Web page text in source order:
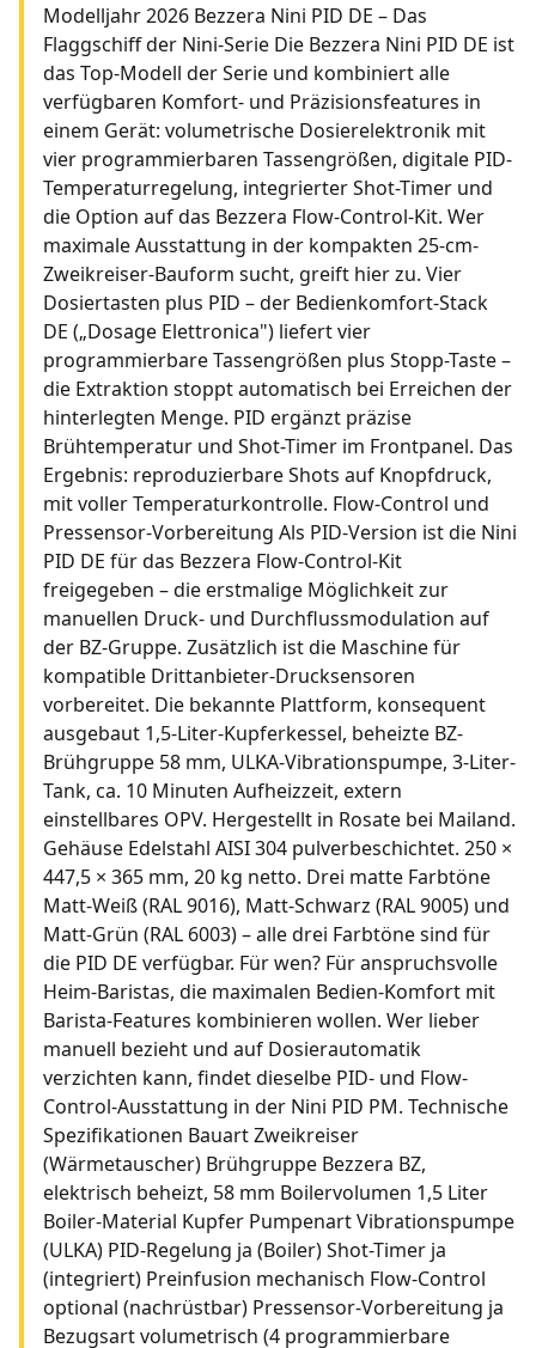
Modelljahr 2026 Bezzera Nini PID DE – Das
Flaggschiff der Nini-Serie Die Bezzera Nini PID DE ist
das Top-Modell der Serie und kombiniert alle
verfügbaren Komfort- und Präzisionsfeatures in
einem Gerät: volumetrische Dosierelektronik mit
vier programmierbaren Tassengrößen, digitale PID-
Temperaturregelung, integrierter Shot-Timer und
die Option auf das Bezzera Flow-Control-Kit. Wer
maximale Ausstattung in der kompakten 25-cm-
Zweikreiser-Bauform sucht, greift hier zu. Vier
Dosiertasten plus PID – der Bedienkomfort-Stack
DE („Dosage Elettronica") liefert vier
programmierbare Tassengrößen plus Stopp-Taste –
die Extraktion stoppt automatisch bei Erreichen der
hinterlegten Menge. PID ergänzt präzise
Brühtemperatur und Shot-Timer im Frontpanel. Das
Ergebnis: reproduzierbare Shots auf Knopfdruck,
mit voller Temperaturkontrolle. Flow-Control und
Pressensor-Vorbereitung Als PID-Version ist die Nini
PID DE für das Bezzera Flow-Control-Kit
freigegeben – die erstmalige Möglichkeit zur
manuellen Druck- und Durchflussmodulation auf
der BZ-Gruppe. Zusätzlich ist die Maschine für
kompatible Drittanbieter-Drucksensoren
vorbereitet. Die bekannte Plattform, konsequent
ausgebaut 1,5-Liter-Kupferkessel, beheizte BZ-
Brühgruppe 58 mm, ULKA-Vibrationspumpe, 3-Liter-
Tank, ca. 10 Minuten Aufheizzeit, extern
einstellbares OPV. Hergestellt in Rosate bei Mailand.
Gehäuse Edelstahl AISI 304 pulverbeschichtet. 250 ×
447,5 × 365 mm, 20 kg netto. Drei matte Farbtöne
Matt-Weiß (RAL 9016), Matt-Schwarz (RAL 9005) und
Matt-Grün (RAL 6003) – alle drei Farbtöne sind für
die PID DE verfügbar. Für wen? Für anspruchsvolle
Heim-Baristas, die maximalen Bedien-Komfort mit
Barista-Features kombinieren wollen. Wer lieber
manuell bezieht und auf Dosierautomatik
verzichten kann, findet dieselbe PID- und Flow-
Control-Ausstattung in der Nini PID PM. Technische
Spezifikationen Bauart Zweikreiser
(Wärmetauscher) Brühgruppe Bezzera BZ,
elektrisch beheizt, 58 mm Boilervolumen 1,5 Liter
Boiler-Material Kupfer Pumpenart Vibrationspumpe
(ULKA) PID-Regelung ja (Boiler) Shot-Timer ja
(integriert) Preinfusion mechanisch Flow-Control
optional (nachrüstbar) Pressensor-Vorbereitung ja
Bezugsart volumetrisch (4 programmierbare